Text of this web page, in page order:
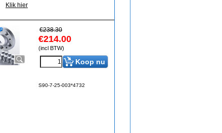
Klik hier
€238.30
€214.00
(incl BTW)
Koop nu
S90-7-25-003*4732